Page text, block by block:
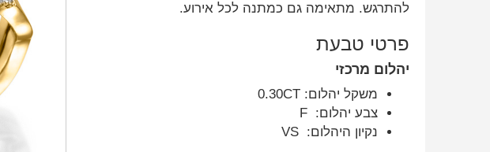
להתרגש. מתאימה גם כמתנה לכל אירוע.
פרטי טבעת
יהלום מרכזי
משקל יהלום: 0.30CT
צבע יהלום: F
נקיון היהלום: VS